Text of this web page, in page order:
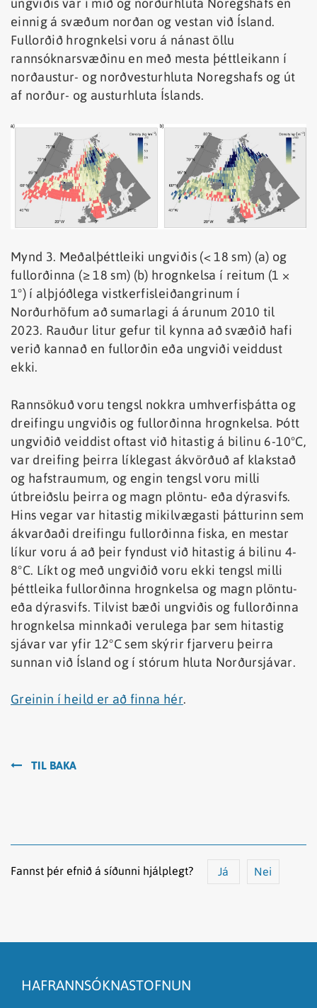
ungviðis var í mið og norðurhluta Noregshafs en
einnig á svæðum norðan og vestan við Ísland.
Fullorðið hrognkelsi voru á nánast öllu
rannsóknarsvæðinu en með mesta þéttleikann í
norðaustur- og norðvesturhluta Noregshafs og út
af norður- og austurhluta Íslands.
Mynd 3. Meðalþéttleiki ungviðis (< 18 sm) (a) og
fullorðinna (≥ 18 sm) (b) hrognkelsa í reitum (1 ×
1°) í alþjóðlega vistkerfisleiðangrinum í
Norðurhöfum að sumarlagi á árunum 2010 til
2023. Rauður litur gefur til kynna að svæðið hafi
verið kannað en fullorðin eða ungviði veiddust
ekki.
Rannsökuð voru tengsl nokkra umhverfisþátta og
dreifingu ungviðis og fullorðinna hrognkelsa. Þótt
ungviðið veiddist oftast við hitastig á bilinu 6-10°C,
var dreifing þeirra líklegast ákvörðuð af klakstað
og hafstraumum, og engin tengsl voru milli
útbreiðslu þeirra og magn plöntu- eða dýrasvifs.
Hins vegar var hitastig mikilvægasti þátturinn sem
ákvarðaði dreifingu fullorðinna fiska, en mestar
líkur voru á að þeir fyndust við hitastig á bilinu 4-
8°C. Líkt og með ungviðið voru ekki tengsl milli
þéttleika fullorðinna hrognkelsa og magn plöntu-
eða dýrasvifs. Tilvist bæði ungviðis og fullorðinna
hrognkelsa minnkaði verulega þar sem hitastig
sjávar var yfir 12°C sem skýrir fjarveru þeirra
sunnan við Ísland og í stórum hluta Norðursjávar.
Greinin í heild er að finna hér.
TIL BAKA
Fannst þér efnið á síðunni hjálplegt? Já Nei
Það er of mikið efni á síðunni
HAFRANNSÓKNASTOFNUN